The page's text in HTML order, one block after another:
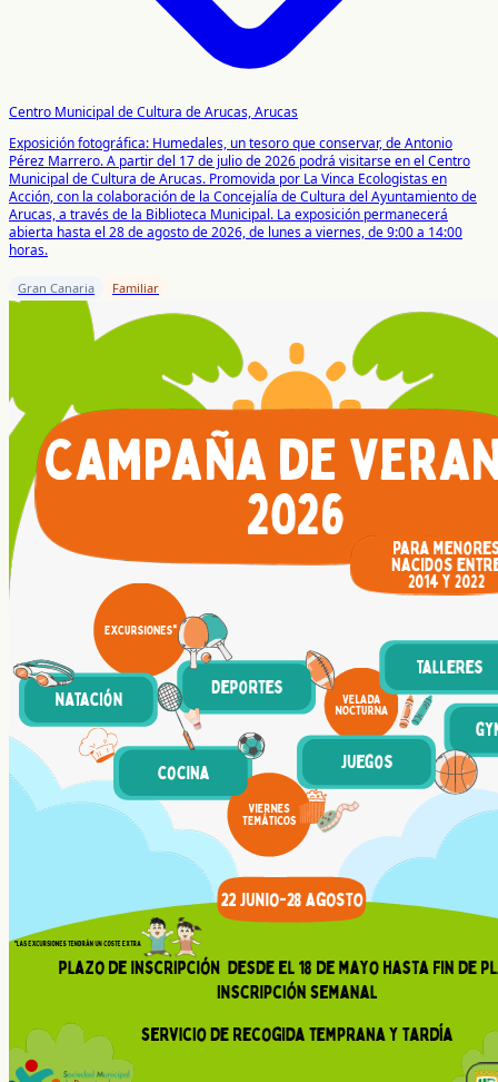
Centro Municipal de Cultura de Arucas, Arucas
Exposición fotográfica: Humedales, un tesoro que conservar, de Antonio
Pérez Marrero. A partir del 17 de julio de 2026 podrá visitarse en el Centro
Municipal de Cultura de Arucas. Promovida por La Vinca Ecologistas en
Acción, con la colaboración de la Concejalía de Cultura del Ayuntamiento de
Arucas, a través de la Biblioteca Municipal. La exposición permanecerá
abierta hasta el 28 de agosto de 2026, de lunes a viernes, de 9:00 a 14:00
horas.
Gran Canaria Familiar